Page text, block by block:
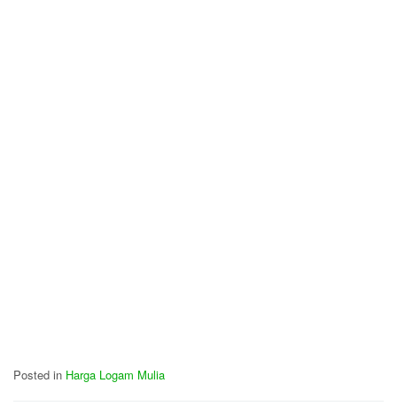
Posted in Harga Logam Mulia